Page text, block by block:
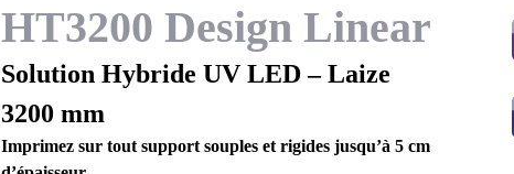
HT3200 Design Linear
Solution Hybride UV LED – Laize
3200 mm
Imprimez sur tout support souples et rigides jusqu’à 5 cm